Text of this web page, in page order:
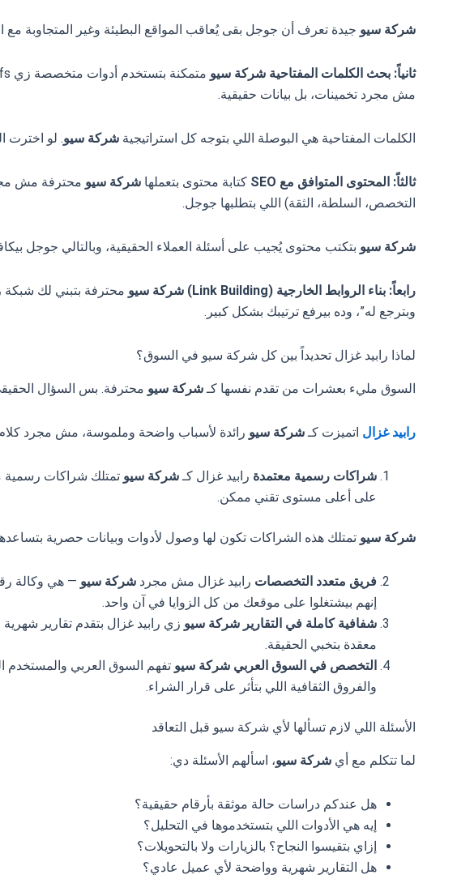
شركة سيو جيدة تعرف أن جوجل بقى يُعاقب المواقع البطيئة وغير المتجاوبة مع
ثانياً: بحث الكلمات المفتاحية شركة سيو
مش مجرد تخمينات، بل بيانات حقيقية.
الكلمات المفتاحية هي البوصلة اللي بتوجه كل استراتيجية شركة سيو. لو اخترت
ثالثاً: المحتوى المتوافق مع SEO كتابة محتوى بتعملها شركة سيو
التخصص، السلطة، الثقة) اللي بتطلبها جوجل.
شركة سيو بتكتب محتوى يُجيب على أسئلة العملاء الحقيقية، وبالتالي جوجل
رابعاً: بناء الروابط الخارجية (Link Building) شركة سيو محترفة بتبني لك شبكة
وبترجع له”، وده بيرفع ترتيبك بشكل كبير.
لماذا رابيد غزال تحديداً بين كل شركة سيو في السوق؟
السوق مليء بعشرات من تقدم نفسها كـشركة سيو محترفة. بس السؤال
رابيد غزال اتميزت كـشركة سيو رائدة لأسباب واضحة وملموسة، مش مجرد
شراكات رسمية معتمدة رابيد غزال كـشركة سيو
على أعلى مستوى تقني ممكن.
شركة سيو تمتلك هذه الشراكات تكون لها وصول لأدوات وبيانات حصرية
فريق متعدد التخصصات رابيد غزال مش مجرد شركة سيو — هي وكالة
إنهم بيشتغلوا على موقعك من كل الزوايا في آن واحد.
شفافية كاملة في التقارير شركة سيو زي رابيد غزال بتقدم تقارير
معقدة بتخبي الحقيقة.
التخصص في السوق العربي شركة سيو تفهم السوق العربي والمستخدم
والفروق الثقافية اللي بتأثر على قرار الشراء.
الأسئلة اللي لازم تسألها لأي شركة سيو قبل التعاقد
لما تتكلم مع أي شركة سيو، اسألهم الأسئلة دي:
هل عندكم دراسات حالة موثقة بأرقام حقيقية؟
إيه هي الأدوات اللي بتستخدموها في التحليل؟
إزاي بتقيسوا النجاح؟ بالزيارات ولا بالتحويلات؟
هل التقارير شهرية وواضحة لأي عميل عادي؟